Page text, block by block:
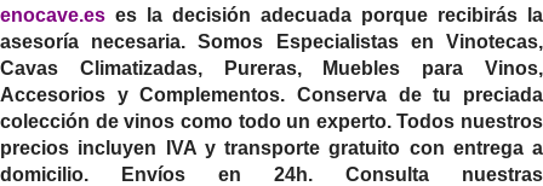
enocave.es es la decisión adecuada porque recibirás la
asesoría necesaria. Somos Especialistas en Vinotecas,
Cavas Climatizadas, Pureras, Muebles para Vinos,
Accesorios y Complementos. Conserva de tu preciada
colección de vinos como todo un experto. Todos nuestros
precios incluyen IVA y transporte gratuito con entrega a
domicilio. Envíos en 24h. Consulta nuestras